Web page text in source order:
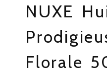
NUXE
Florale